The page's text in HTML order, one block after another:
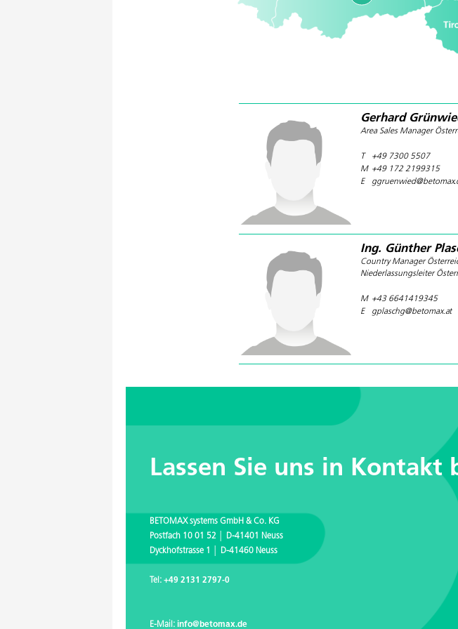
Gerhard
Area Sales Manager
T
+49 7300 5507
M +49 172 2199315
E
Ing. Günther
Country Manager
Niederlassungsleiter
M +43 6641419345
E
gplaschg@betomax.at
Lassen Sie uns in Kontakt
BETOMAX systems GmbH & Co. KG
Postfach 10 01 52 │ D-41401 Neuss
Dyckhofstrasse 1 │ D-41460 Neuss
Tel: +49 2131 2797-0
E-Mail: info@betomax.de